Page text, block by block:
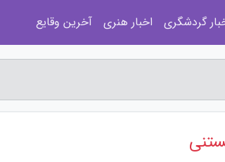
گردشگری اخبار هنری آخرین وقایع